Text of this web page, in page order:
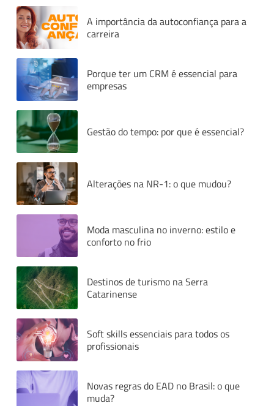
A importância da autoconfiança para a
carreira
Porque ter um CRM é essencial para
empresas
Gestão do tempo: por que é essencial?
Alterações na NR-1: o que mudou?
Moda masculina no inverno: estilo e
conforto no frio
Destinos de turismo na Serra
Catarinense
Soft skills essenciais para todos os
profissionais
Novas regras do EAD no Brasil: o que
muda?